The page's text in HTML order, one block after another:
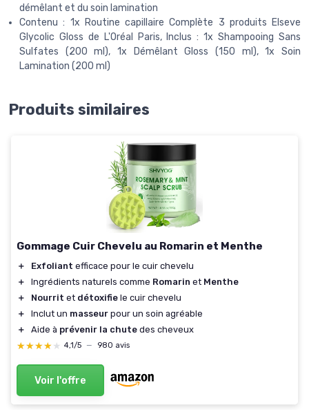
démêlant et du soin lamination
Contenu : 1x Routine capillaire Complète 3 produits Elseve
Glycolic Gloss de L'Oréal Paris, Inclus : 1x Shampooing Sans
Sulfates (200 ml), 1x Démêlant Gloss (150 ml), 1x Soin
Lamination (200 ml)
Produits similaires
Gommage Cuir Chevelu au Romarin et Menthe
＋ Exfoliant efficace pour le cuir chevelu
＋
Ingrédients naturels comme Romarin et Menthe
＋
Nourrit et détoxifie le cuir chevelu
＋
Inclut un masseur pour un soin agréable
＋
Aide à prévenir la chute des cheveux
★★★★★
★★★★★ 4,1/5 — 980 avis
Voir l'offre